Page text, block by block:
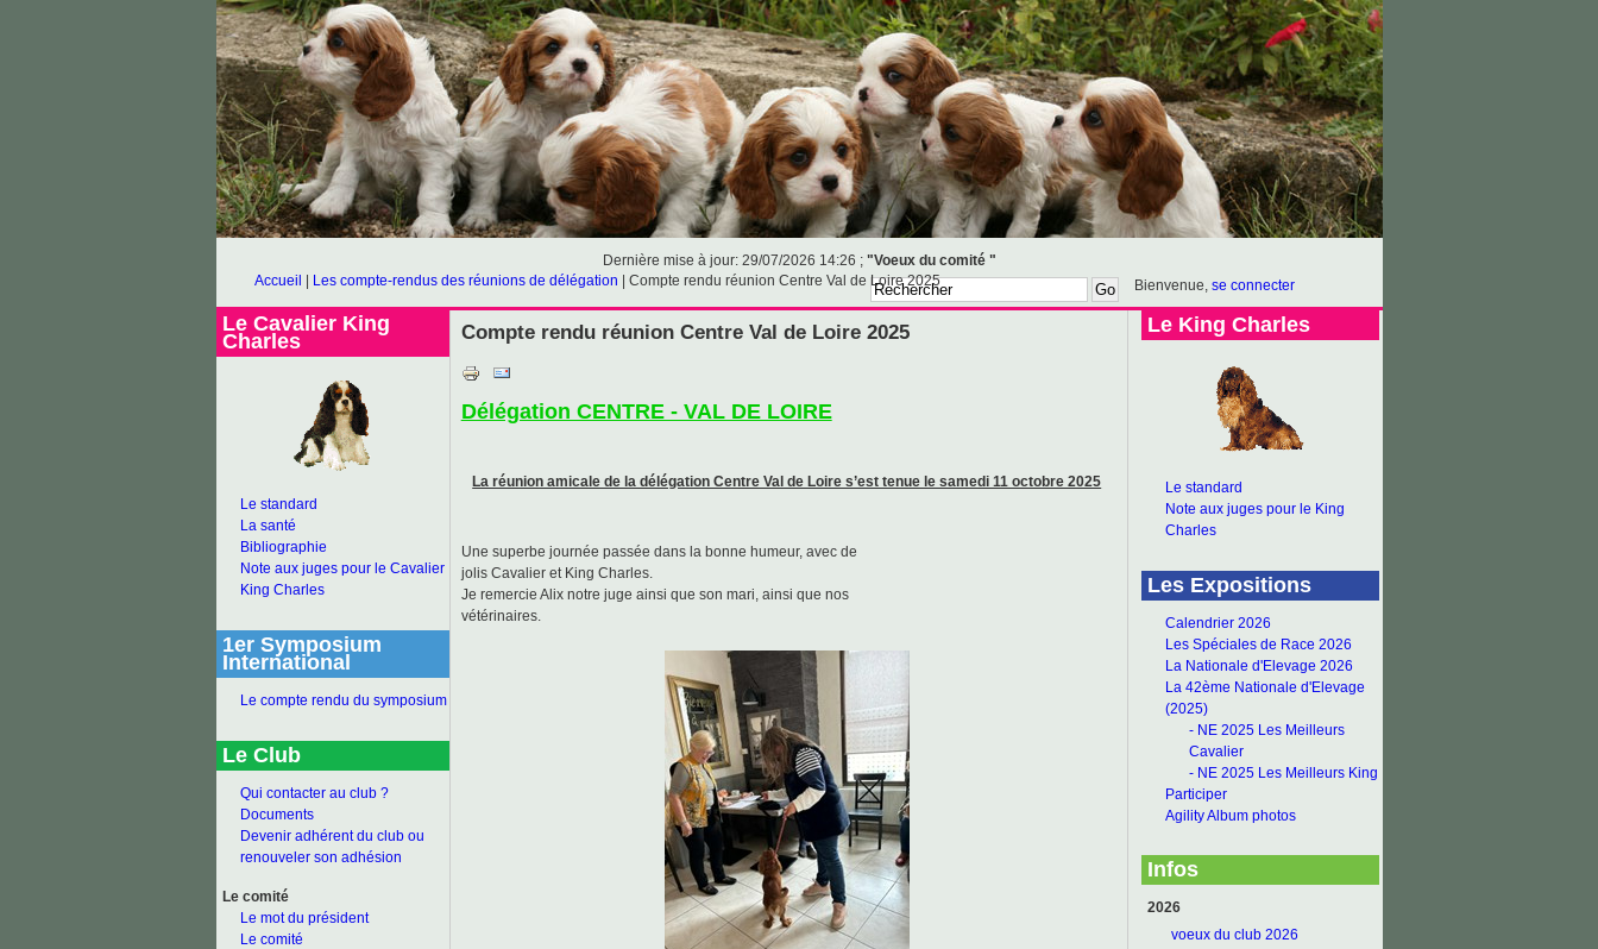
Accueil Les compte-rendus des réunions de délégation Compte rendu réunion Centre Val de Loire 2025
Dernière mise à jour: 29/07/2026 14:26 ; "Voeux du comité "
Bienvenue, se connecter
Le Cavalier King
Charles
Le standard
La santé
Bibliographie
Note aux juges pour le Cavalier
King Charles
1er Symposium
International
Le compte rendu du symposium
Le Club
Qui contacter au club ?
Documents
Devenir adhérent du club ou
renouveler son adhésion
Le comité
Le mot du président
Le comité
Compte rendu réunion Centre Val de Loire 2025
Délégation CENTRE - VAL DE LOIRE
La réunion amicale de la délégation Centre Val de Loire s’est tenue le samedi 11 octobre 2025
Une superbe journée passée dans la bonne humeur, avec de
jolis Cavalier et King Charles.
Je remercie Alix notre juge ainsi que son mari, ainsi que nos
vétérinaires.
Le King Charles
Le standard
Note aux juges pour le King
Charles
Les Expositions
Calendrier 2026
Les Spéciales de Race 2026
La Nationale d'Elevage 2026
La 42ème Nationale d'Elevage
(2025)
- NE 2025 Les Meilleurs
Cavalier
- NE 2025 Les Meilleurs King
Participer
Agility Album photos
Infos
2026
voeux du club 2026